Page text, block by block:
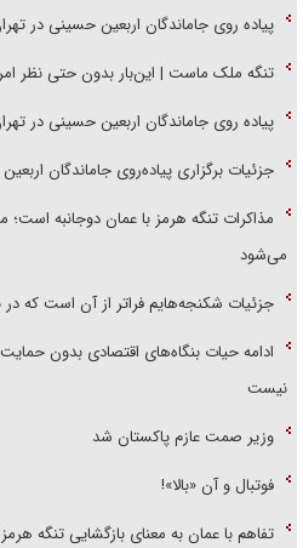
پیاده روی جاماندگان اربعین حسینی در
تنگه ملک ماست | این‌بار بدون حتی نظر
پیاده روی جاماندگان اربعین حسینی در
جزئیات برگزاری پیاده‌روی جاماندگان
مذاکرات تنگه هرمز با عمان دوجانبه است؛
می‌شود
جزئیات شکنجه‌هایم فراتر از آن است که در
ادامه حیات بنگاه‌های اقتصادی بدون
نیست
وزیر صمت عازم پاکستان شد
فوتبال و آن «بالا»!
تفاهم با عمان به معنای بازگشایی تنگه